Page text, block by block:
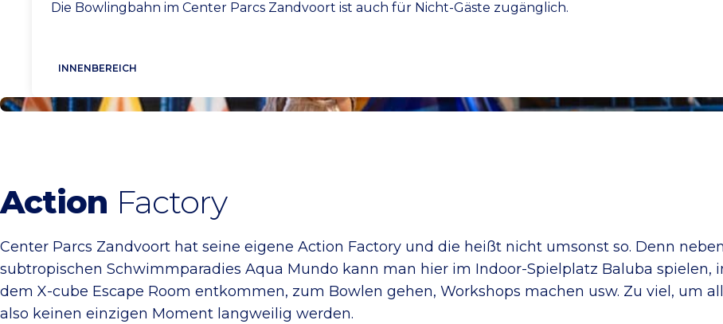
Die Bowlingbahn im Center Parcs Zandvoort ist auch für Nicht-Gäste zugänglich.
INNENBEREICH
Alle Aktivitäten anzeigen
Action Factory
Center Parcs Zandvoort hat seine eigene Action Factory und die heißt nicht umsonst so. Denn
subtropischen Schwimmparadies Aqua Mundo kann man hier im Indoor-Spielplatz Baluba spielen,
dem X-cube Escape Room entkommen, zum Bowlen gehen, Workshops machen usw. Zu viel, um
also keinen einzigen Moment langweilig werden.